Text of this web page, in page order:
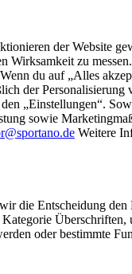
der Website
Wirksamkeit zu
du auf „Alles
der Personalisierung
„Einstellungen“.
sowie
Weitere
die Entscheidung den
Überschriften,
oder bestimmte